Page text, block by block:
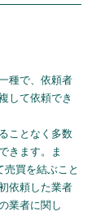
種で、依頼者
して依頼でき
ことなく多数
きます。ま
売買を結ぶこと
依頼した業者
業者に関し